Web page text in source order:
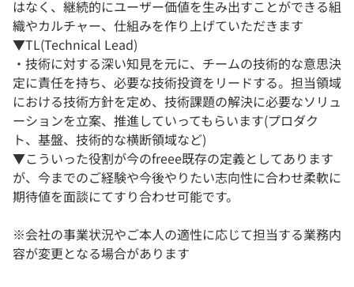
はなく、継続的にユーザー価値を生み出すことができる組
織やカルチャー、仕組みを作り上げていただきます
▼TL(Technical Lead)
・技術に対する深い知見を元に、チームの技術的な意思決
定に責任を持ち、必要な技術投資をリードする。担当領域
における技術方針を定め、技術課題の解決に必要なソリュ
ーションを立案、推進していってもらいます(プロダク
ト、基盤、技術的な横断領域など)
▼こういった役割が今のfreee既存の定義としてあります
が、今までのご経験や今後やりたい志向性に合わせ柔軟に
期待値を面談にてすり合わせ可能です。
※会社の事業状況やご本人の適性に応じて担当する業務内
容が変更となる場合があります